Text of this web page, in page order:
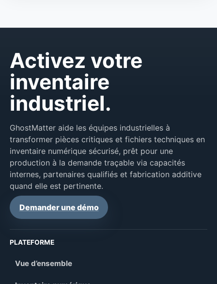
Activez votre
inventaire
industriel.
GhostMatter aide les équipes industrielles à
transformer pièces critiques et fichiers techniques en
inventaire numérique sécurisé, prêt pour une
production à la demande traçable via capacités
internes, partenaires qualifiés et fabrication additive
quand elle est pertinente.
Demander une démo
PLATEFORME
Vue d’ensemble